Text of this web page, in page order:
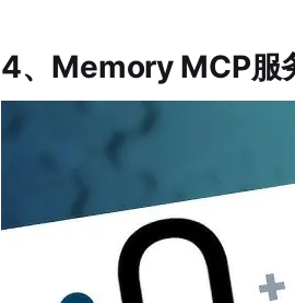
4、Memory MCP服